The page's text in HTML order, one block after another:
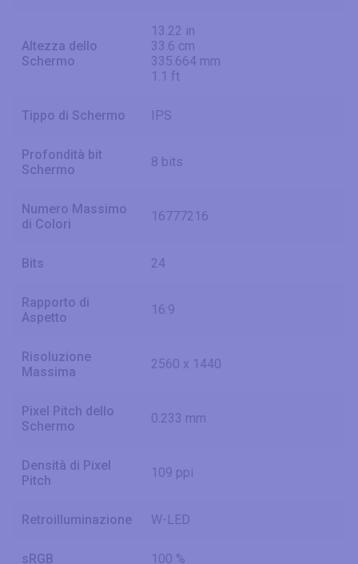
Altezza dello
Schermo
13.22 in
33.6 cm
335.664 mm
1.1 ft
Tippo di Schermo IPS
Profondità bit
Schermo
8 bits
Numero Massimo
di Colori
16777216
Bits 24
Rapporto di
Aspetto
16:9
Risoluzione
Massima
2560 x 1440
Pixel Pitch dello
Schermo
0.233 mm
Densità di Pixel
Pitch
109 ppi
Retroilluminazione W-LED
sRGB 100 %